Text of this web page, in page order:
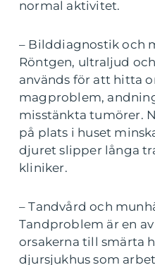
normal aktivitet.
– Bilddiagnostik och
Röntgen, ultraljud
används för att hitta
magproblem,
misstänkta tumörer.
på plats i huset
djuret slipper långa
kliniker.
– Tandvård och
Tandproblem är en
orsakerna till smärta
djursjukhus som